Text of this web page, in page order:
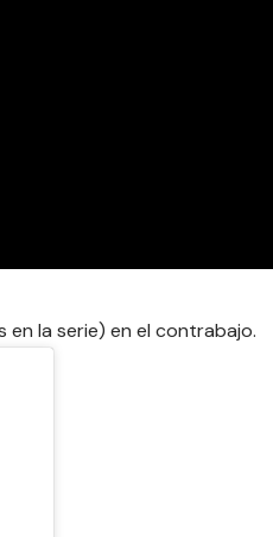
en la serie) en el contrabajo.